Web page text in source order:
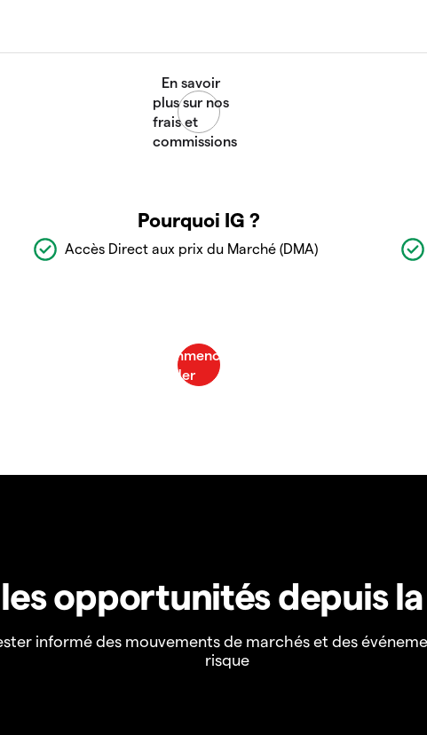
Pourquoi IG ?
Accès Direct aux prix du Marché (DMA)
opportunités depuis
informé des mouvements de marchés et des
risque